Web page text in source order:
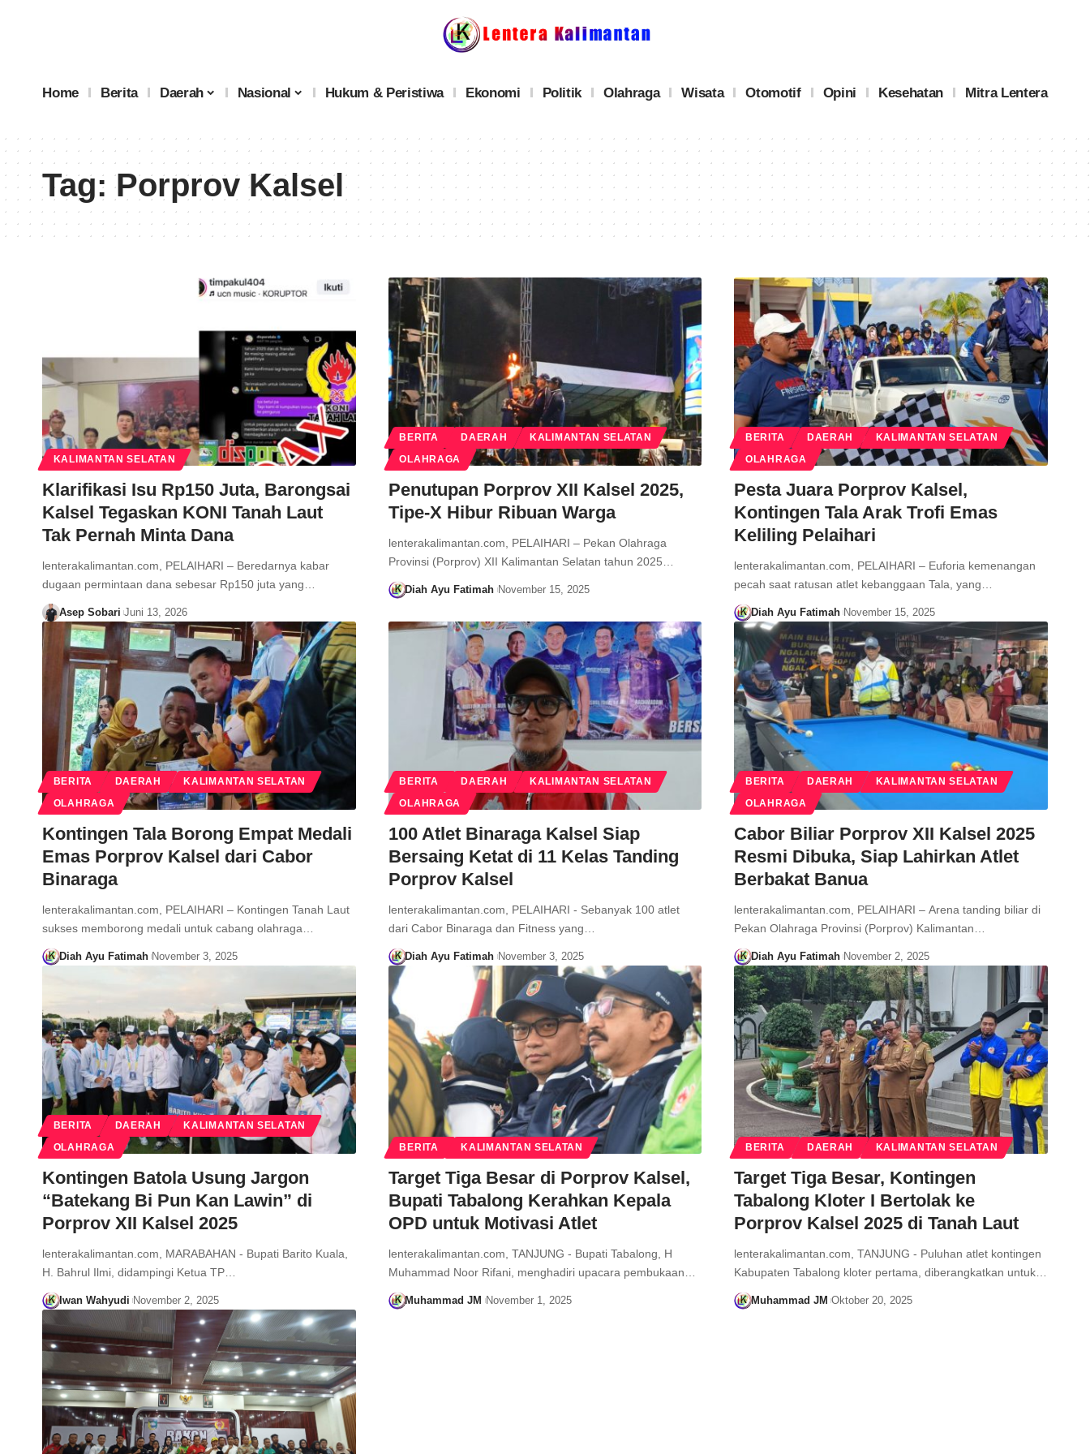
Home Berita Daerah Nasional Hukum & Peristiwa Ekonomi Politik Olahraga Wisata Otomotif Opini Kesehatan Mitra Lentera
Tag:Porprov Kalsel
KALIMANTAN SELATAN
Klarifikasi Isu Rp150 Juta, Barongsai
Kalsel Tegaskan KONI Tanah Laut
Tak Pernah Minta Dana
lenterakalimantan.com, PELAIHARI – Beredarnya kabar
dugaan permintaan dana sebesar Rp150 juta yang…
Asep Sobari Juni 13, 2026
BERITA DAERAH KALIMANTAN SELATAN
OLAHRAGA
Penutupan Porprov XII Kalsel 2025,
Tipe-X Hibur Ribuan Warga
lenterakalimantan.com, PELAIHARI – Pekan Olahraga
Provinsi (Porprov) XII Kalimantan Selatan tahun 2025…
Diah Ayu Fatimah November 15, 2025
BERITA DAERAH KALIMANTAN SELATAN
OLAHRAGA
Pesta Juara Porprov Kalsel,
Kontingen Tala Arak Trofi Emas
Keliling Pelaihari
lenterakalimantan.com, PELAIHARI – Euforia kemenangan
pecah saat ratusan atlet kebanggaan Tala, yang…
Diah Ayu Fatimah November 15, 2025
BERITA DAERAH KALIMANTAN SELATAN
OLAHRAGA
Kontingen Tala Borong Empat Medali
Emas Porprov Kalsel dari Cabor
Binaraga
lenterakalimantan.com, PELAIHARI – Kontingen Tanah Laut
sukses memborong medali untuk cabang olahraga…
Diah Ayu Fatimah November 3, 2025
BERITA DAERAH KALIMANTAN SELATAN
OLAHRAGA
100 Atlet Binaraga Kalsel Siap
Bersaing Ketat di 11 Kelas Tanding
Porprov Kalsel
lenterakalimantan.com, PELAIHARI - Sebanyak 100 atlet
dari Cabor Binaraga dan Fitness yang…
Diah Ayu Fatimah November 3, 2025
BERITA DAERAH KALIMANTAN SELATAN
OLAHRAGA
Cabor Biliar Porprov XII Kalsel 2025
Resmi Dibuka, Siap Lahirkan Atlet
Berbakat Banua
lenterakalimantan.com, PELAIHARI – Arena tanding biliar di
Pekan Olahraga Provinsi (Porprov) Kalimantan…
Diah Ayu Fatimah November 2, 2025
BERITA DAERAH KALIMANTAN SELATAN
OLAHRAGA
Kontingen Batola Usung Jargon
“Batekang Bi Pun Kan Lawin” di
Porprov XII Kalsel 2025
lenterakalimantan.com, MARABAHAN - Bupati Barito Kuala,
H. Bahrul Ilmi, didampingi Ketua TP…
Iwan Wahyudi November 2, 2025
BERITA KALIMANTAN SELATAN
Target Tiga Besar di Porprov Kalsel,
Bupati Tabalong Kerahkan Kepala
OPD untuk Motivasi Atlet
lenterakalimantan.com, TANJUNG - Bupati Tabalong, H
Muhammad Noor Rifani, menghadiri upacara pembukaan…
Muhammad JM November 1, 2025
BERITA DAERAH KALIMANTAN SELATAN
Target Tiga Besar, Kontingen
Tabalong Kloter I Bertolak ke
Porprov Kalsel 2025 di Tanah Laut
lenterakalimantan.com, TANJUNG - Puluhan atlet kontingen
Kabupaten Tabalong kloter pertama, diberangkatkan untuk…
Muhammad JM Oktober 20, 2025